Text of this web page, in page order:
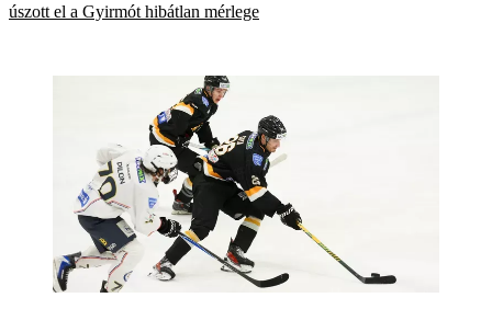
úszott el a Gyirmót hibátlan mérlege